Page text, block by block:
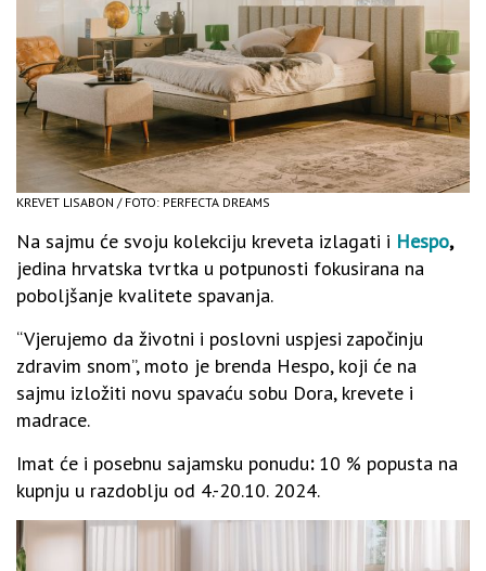
KREVET LISABON / FOTO: PERFECTA DREAMS
Na sajmu će svoju kolekciju kreveta izlagati i Hespo,
jedina hrvatska tvrtka u potpunosti fokusirana na
poboljšanje kvalitete spavanja.
“Vjerujemo da životni i poslovni uspjesi započinju
zdravim snom”, moto je brenda Hespo, koji će na
sajmu izložiti novu spavaću sobu Dora, krevete i
madrace.
Imat će i posebnu sajamsku ponudu: 10 % popusta na
kupnju u razdoblju od 4.-20.10. 2024.